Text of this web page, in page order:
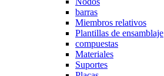
barras
Miembros relativos
Plantillas de ensamblaje
compuestas
Materiales
Suportes